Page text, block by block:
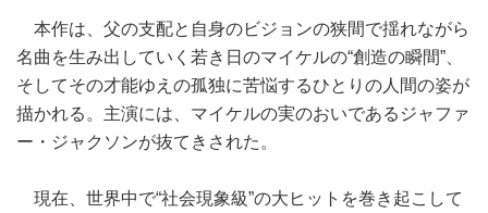
本作は、父の支配と自身のビジョンの狭間で揺れながら
名曲を生み出していく若き日のマイケルの“創造の瞬間”、
そしてその才能ゆえの孤独に苦悩するひとりの人間の姿が
描かれる。主演には、マイケルの実のおいであるジャファ
ー・ジャクソンが抜てきされた。
現在、世界中で“社会現象級”の大ヒットを巻き起こして